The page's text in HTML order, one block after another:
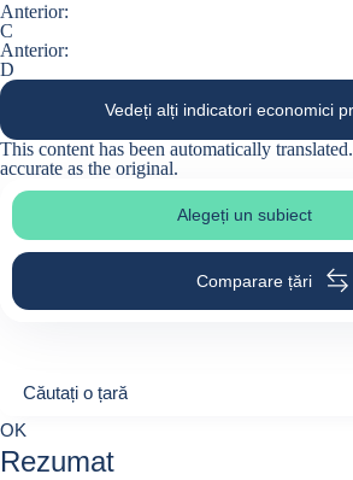
Anterior:
C
Anterior:
D
Vedeți alți indicatori economici
This content has been automatically
accurate as the original.
Alegeți un subiect
Select page
Comparare țări
Căutați o țară
0suggestions
Căutați o țară
OK
Rezumat